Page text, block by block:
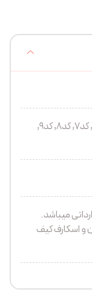
کد1, کد2, کد3, کد4, کد5, کد6, کد7, کد8, کد9,
میباشد.
و اسکارف کیف